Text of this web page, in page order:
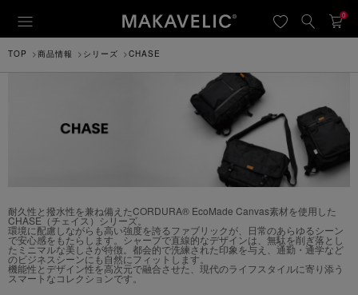
0
TOP 商品情報 シリーズ CHASE
耐久性と撥水性を兼ね備えたCORDURA® EcoMade Canvas素材を使用した
CHASE（チェイス）シリーズ。
環境に配慮しながらも高い強度を誇るファブリックが、日常のあらゆるシーン
で安心感をもたらします。シャープで直線的なデザインは、無駄を削ぎ落とし
たミニマルな美しさが特徴。都会的で洗練された印象を与え、通勤・通学など
のビジネスシーンにも自然にフィットします。
機能性とデザイン性を高次元で融合させた、現代のライフスタイルに寄り添う
スマートなコレクションです。